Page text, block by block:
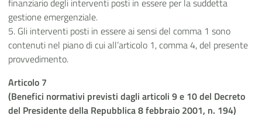
finanziario degli interventi posti in essere per la suddetta
gestione emergenziale.
5. Gli interventi posti in essere ai sensi del comma 1 sono
contenuti nel piano di cui all’articolo 1, comma 4, del presente
provvedimento.
Articolo 7
(Benefici normativi previsti dagli articoli 9 e 10 del Decreto
del Presidente della Repubblica 8 febbraio 2001, n. 194)